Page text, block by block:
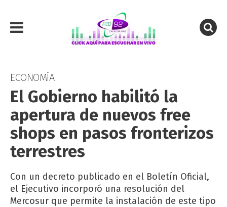
ECONOMÍA
El Gobierno habilitó la
apertura de nuevos free
shops en pasos fronterizos
terrestres
Con un decreto publicado en el Boletín Oficial,
el Ejecutivo incorporó una resolución del
Mercosur que permite la instalación de este tipo